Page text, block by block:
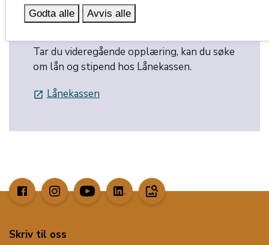
Lånekassen
Tar du videregående opplæring, kan du søke
om lån og stipend hos Lånekassen.
launch Lånekassen
image_search
Skriv til oss
Godta alle Avvis alle